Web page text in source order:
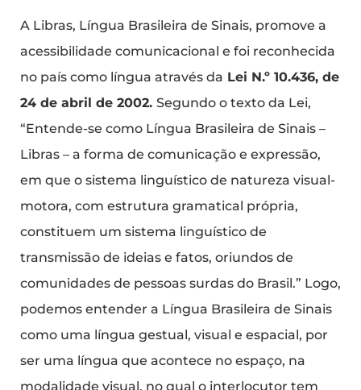
A Libras, Língua Brasileira de Sinais, promove a
acessibilidade comunicacional e foi reconhecida
no país como língua através da Lei N.º 10.436, de
24 de abril de 2002. Segundo o texto da Lei,
“Entende-se como Língua Brasileira de Sinais –
Libras – a forma de comunicação e expressão,
em que o sistema linguístico de natureza visual-
motora, com estrutura gramatical própria,
constituem um sistema linguístico de
transmissão de ideias e fatos, oriundos de
comunidades de pessoas surdas do Brasil.” Logo,
podemos entender a Língua Brasileira de Sinais
como uma língua gestual, visual e espacial, por
ser uma língua que acontece no espaço, na
modalidade visual, no qual o interlocutor tem